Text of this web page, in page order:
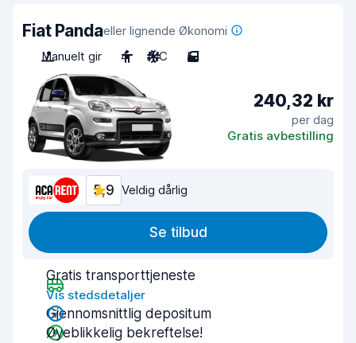
Fiat Pandaeller lignende Økonomi
Manuelt gir
4 A/C 5
240,32 kr
per dag
Gratis avbestilling
5,9 Veldig dårlig
Se tilbud
Gratis transporttjeneste
Vis stedsdetaljer
Gjennomsnittlig depositum
Øyeblikkelig bekreftelse!